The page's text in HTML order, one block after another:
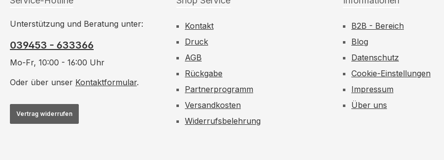
Unterstützung und Beratung unter:
039453 - 633366
Mo-Fr, 10:00 - 16:00 Uhr
Oder über unser Kontaktformular.
Vertrag widerrufen
Kontakt
Druck
AGB
Rückgabe
Partnerprogramm
Versandkosten
Widerrufsbelehrung
B2B - Bereich
Blog
Datenschutz
Cookie-Einstellungen
Impressum
Über uns